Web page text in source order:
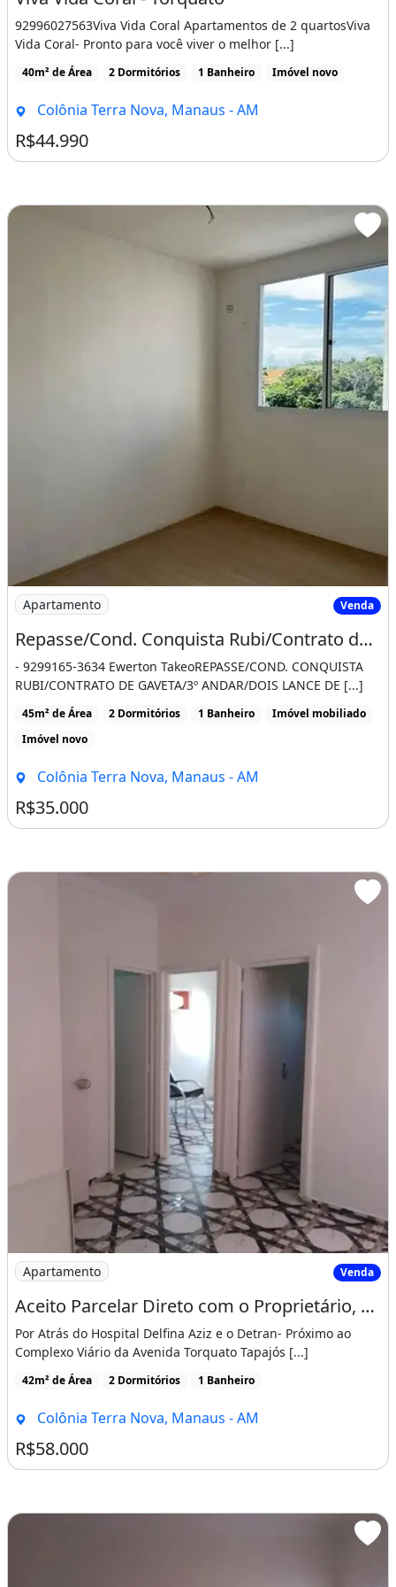
92996027563Viva Vida Coral Apartamentos de 2 quartosViva
Vida Coral- Pronto para você viver o melhor [...]
40m² de Área 2 Dormitórios 1 Banheiro Imóvel novo
Colônia Terra Nova, Manaus - AM
R$44.990
Imagem: Repasse/Cond. Conquista Rubi/Contrato de
Apartamento Venda
Repasse/Cond. Conquista Rubi/Contrato de Gaveta/3º Andar/Dois Lance de Escadas
- 9299165-3634 Ewerton TakeoREPASSE/COND. CONQUISTA
RUBI/CONTRATO DE GAVETA/3º ANDAR/DOIS LANCE DE [...]
45m² de Área 2 Dormitórios 1 Banheiro
Imóvel mobiliado
Imóvel novo
Colônia Terra Nova, Manaus - AM
R$35.000
Imagem: Aceito Parcelar Direto com o Proprietário
Apartamento Venda
Aceito Parcelar Direto com o Proprietário, Apto de 02 Quartos
Por Atrás do Hospital Delfina Aziz e o Detran- Próximo ao
Complexo Viário da Avenida Torquato Tapajós [...]
42m² de Área 2 Dormitórios 1 Banheiro
Colônia Terra Nova, Manaus - AM
R$58.000